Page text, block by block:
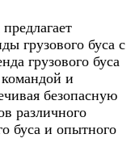
грузового буса с
грузового буса
и
безопасную
различного
буса и опытного